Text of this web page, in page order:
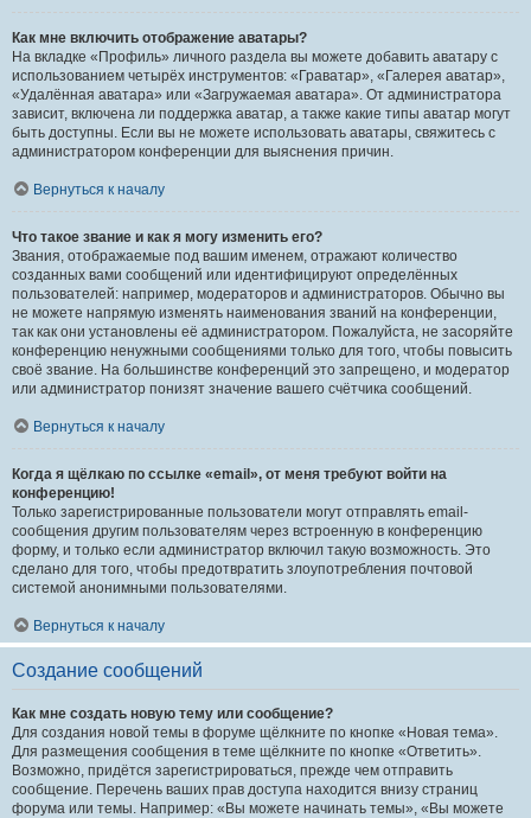
Как мне включить отображение аватары?
На вкладке «Профиль» личного раздела вы можете добавить аватару с
использованием четырёх инструментов: «Граватар», «Галерея аватар»,
«Удалённая аватара» или «Загружаемая аватара». От администратора
зависит, включена ли поддержка аватар, а также какие типы аватар могут
быть доступны. Если вы не можете использовать аватары, свяжитесь с
администратором конференции для выяснения причин.
Вернуться к началу
Что такое звание и как я могу изменить его?
Звания, отображаемые под вашим именем, отражают количество
созданных вами сообщений или идентифицируют определённых
пользователей: например, модераторов и администраторов. Обычно вы
не можете напрямую изменять наименования званий на конференции,
так как они установлены её администратором. Пожалуйста, не засоряйте
конференцию ненужными сообщениями только для того, чтобы повысить
своё звание. На большинстве конференций это запрещено, и модератор
или администратор понизят значение вашего счётчика сообщений.
Вернуться к началу
Когда я щёлкаю по ссылке «email», от меня требуют войти на
конференцию!
Только зарегистрированные пользователи могут отправлять email-
сообщения другим пользователям через встроенную в конференцию
форму, и только если администратор включил такую возможность. Это
сделано для того, чтобы предотвратить злоупотребления почтовой
системой анонимными пользователями.
Вернуться к началу
Создание сообщений
Как мне создать новую тему или сообщение?
Для создания новой темы в форуме щёлкните по кнопке «Новая тема».
Для размещения сообщения в теме щёлкните по кнопке «Ответить».
Возможно, придётся зарегистрироваться, прежде чем отправить
сообщение. Перечень ваших прав доступа находится внизу страниц
форума или темы. Например: «Вы можете начинать темы», «Вы можете